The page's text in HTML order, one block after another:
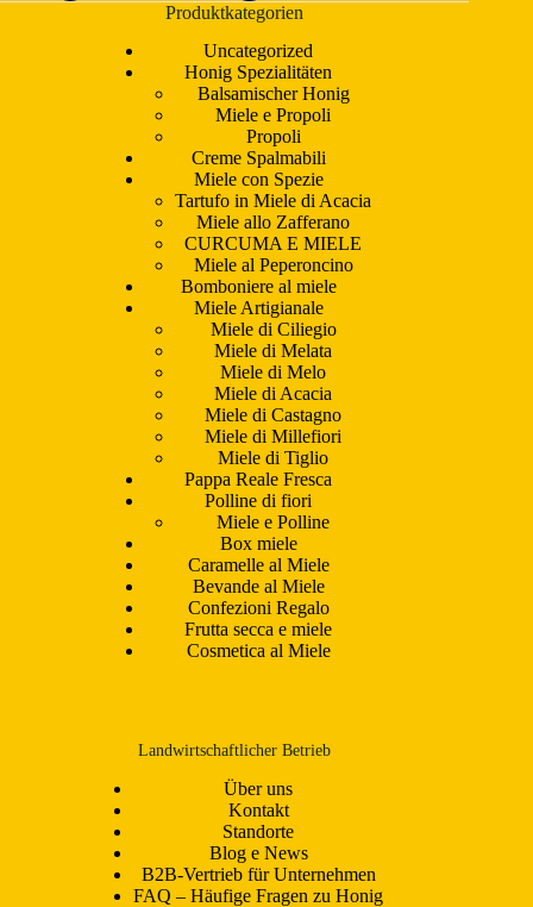
Produktkategorien
Uncategorized
Honig Spezialitäten
Balsamischer Honig
Miele e Propoli
Propoli
Creme Spalmabili
Miele con Spezie
Tartufo in Miele di Acacia
Miele allo Zafferano
CURCUMA E MIELE
Miele al Peperoncino
Bomboniere al miele
Miele Artigianale
Miele di Ciliegio
Miele di Melata
Miele di Melo
Miele di Acacia
Miele di Castagno
Miele di Millefiori
Miele di Tiglio
Pappa Reale Fresca
Polline di fiori
Miele e Polline
Box miele
Caramelle al Miele
Bevande al Miele
Confezioni Regalo
Frutta secca e miele
Cosmetica al Miele
Landwirtschaftlicher Betrieb
Über uns
Kontakt
Standorte
Blog e News
B2B-Vertrieb für Unternehmen
FAQ – Häufige Fragen zu Honig